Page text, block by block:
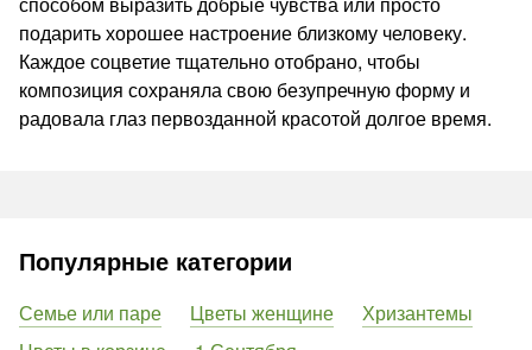
подарить хорошее настроение близкому человеку.
Каждое соцветие тщательно отобрано, чтобы
композиция сохраняла свою безупречную форму и
радовала глаз первозданной красотой долгое время.
Популярные категории
Семье или паре Цветы женщине
Хризантемы